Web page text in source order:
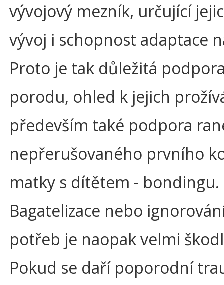
vývojový mezník, určující
vývoj i schopnost adaptace
Proto je tak důležitá
porodu, ohled k jejich
především také podpora
nepřerušovaného prvního
matky s dítětem - bondingu.
Bagatelizace nebo
potřeb je naopak velmi
Pokud se daří poporodní